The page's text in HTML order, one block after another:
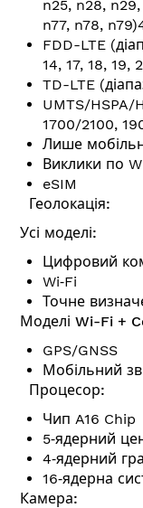
n25, n28,
n77, n78,
FDD-LTE
14, 17, 18, 19,
TD-LTE
UMTS/HSPA/
1700/2100,
Лише
Виклики по
eSIM
Геолокація:
Усі моделі:
Цифровий
Wi‑Fi
Точне
Моделі Wi-Fi +
GPS/GNSS
Мобільний
Процесор:
Чип A16 Chip
5‑ядерний
4‑ядерний
16‑ядерна
Камера: